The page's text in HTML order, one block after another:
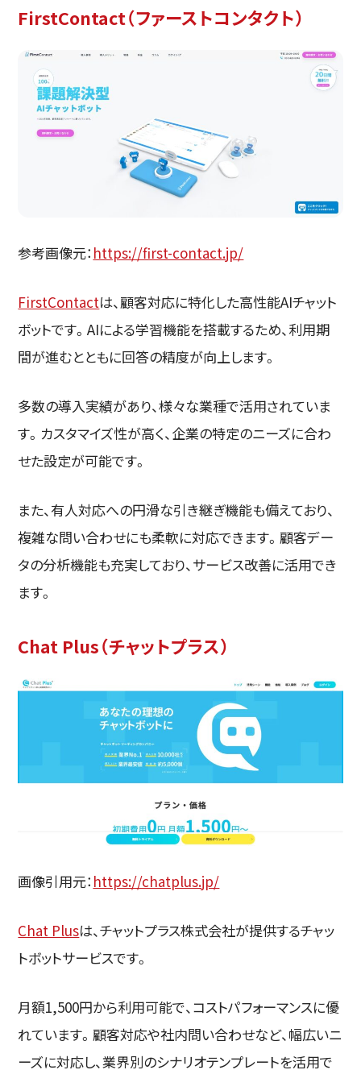
FirstContact（ファーストコンタクト）
参考画像元： https://first-contact.jp/
FirstContactは、顧客対応に特化した高性能AIチャット
ボットです。AIによる学習機能を搭載するため、利用期
間が進むとともに回答の精度が向上します。
多数の導入実績があり、様々な業種で活用されていま
す。カスタマイズ性が高く、企業の特定のニーズに合わ
せた設定が可能です。
また、有人対応への円滑な引き継ぎ機能も備えており、
複雑な問い合わせにも柔軟に対応できます。顧客デー
タの分析機能も充実しており、サービス改善に活用でき
ます。
Chat Plus（チャットプラス）
画像引用元： https://chatplus.jp/
Chat Plusは、チャットプラス株式会社が提供するチャッ
トボットサービスです。
月額1,500円から利用可能で、コストパフォーマンスに優
れています。顧客対応や社内問い合わせなど、幅広いニ
ーズに対応し、業界別のシナリオテンプレートを活用で